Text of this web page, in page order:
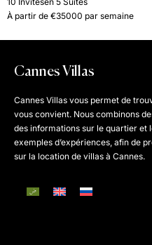
À partir de €35000 par semaine
Cannes Villas
Cannes Villas vous permet de
vous convient. Nous combinons
des informations sur le quartier et
exemples d’expériences, afin de
sur la location de villas à Cannes.